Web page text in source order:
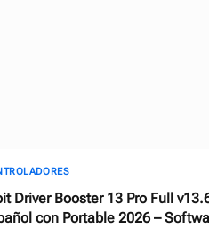
Driver Booster 13 Pro Full
con Portable 2026 –